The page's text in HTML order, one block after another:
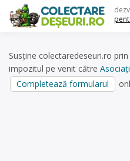
content
Susține colectaredeseuri.ro
impozitul pe venit către
Completează formularul